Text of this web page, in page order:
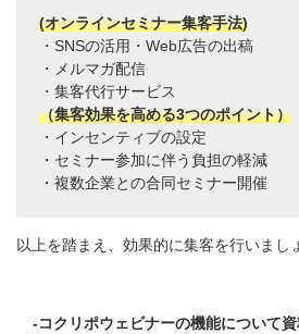
(オンラインセミナー集客手法)
・SNSの活用・Web広告の出稿
・メルマガ配信
・集客代行サービス
（集客効果を高める3つのポイント）
・インセンティブの設定
・セミナー参加に伴う負担の軽減
・複数企業との合同セミナー開催
以上を踏まえ、効果的に集客を行いまし
-コクリポウェビナーの機能について